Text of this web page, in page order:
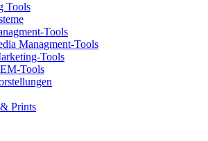
Tools
Tools
Managment-Tools
Tools
Tools
Prints